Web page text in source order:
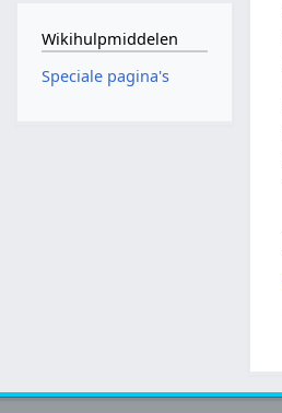
Wikihulpmiddelen
Speciale pagina's